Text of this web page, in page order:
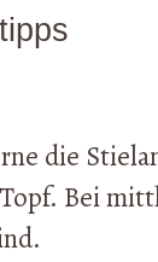
die
Bei